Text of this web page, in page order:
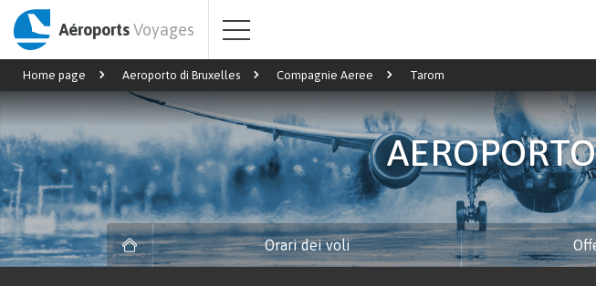
AéroportsVoyages
Home page Aeroporto di Bruxelles Compagnie Aeree Tarom
Orari dei voli